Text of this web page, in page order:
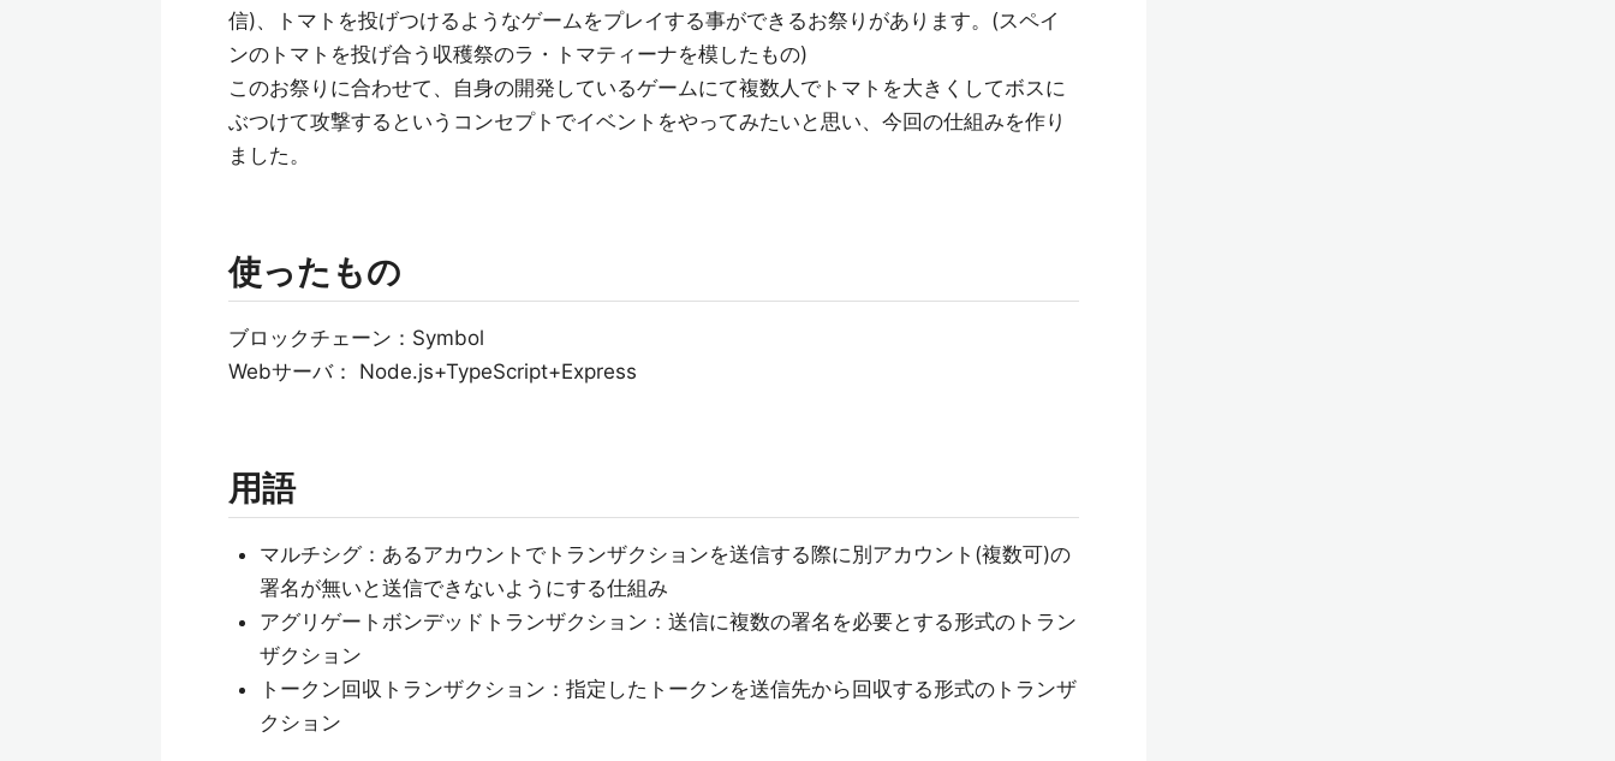
信)、トマトを投げつけるようなゲームをプレイする事ができるお祭りがあります。(スペイ
ンのトマトを投げ合う収穫祭のラ・トマティーナを模したもの)
このお祭りに合わせて、自身の開発しているゲームにて複数人でトマトを大きくしてボスに
ぶつけて攻撃するというコンセプトでイベントをやってみたいと思い、今回の仕組みを作り
ました。
使ったもの
ブロックチェーン：Symbol
Webサーバ： Node.js+TypeScript+Express
用語
マルチシグ：あるアカウントでトランザクションを送信する際に別アカウント(複数可)の
署名が無いと送信できないようにする仕組み
アグリゲートボンデッドトランザクション：送信に複数の署名を必要とする形式のトラン
ザクション
トークン回収トランザクション：指定したトークンを送信先から回収する形式のトランザ
クション